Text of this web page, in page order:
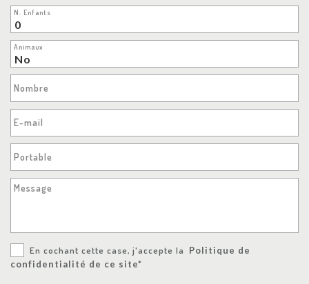
N. Enfants
Animaux
Nombre
E-mail
Portable
Message
En cochant cette case, j'accepte la
Politique de
confidentialité de ce site*